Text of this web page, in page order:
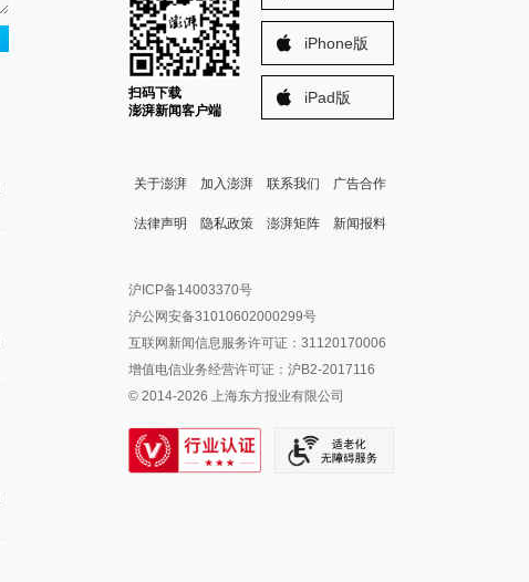
扫码下载
澎湃新闻客户端
iPhone版
iPad版
关于澎湃 加入澎湃 联系我们 广告合作
法律声明 隐私政策 澎湃矩阵
澎湃新闻公众号
澎湃新闻抖音号
派生万物开放平台
IP SHANGHAI
SIXTH TONE
新闻报料
报料邮箱: news@thepaper.cn
沪ICP备14003370号
沪公网安备31010602000299号
互联网新闻信息服务许可证：31120170006
增值电信业务经营许可证：沪B2-2017116
© 2014-2026 上海东方报业有限公司